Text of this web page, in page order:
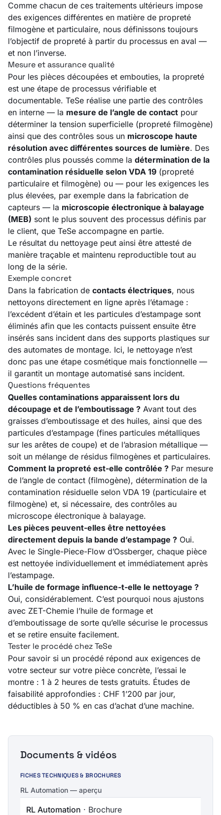
Comme chacun de ces traitements ultérieurs impose
des exigences différentes en matière de propreté
filmogène et particulaire, nous définissons toujours
l’objectif de propreté à partir du processus en aval —
et non l’inverse.
Mesure et assurance qualité
Pour les pièces découpées et embouties, la propreté
est une étape de processus vérifiable et
documentable. TeSe réalise une partie des contrôles
en interne — la mesure de l’angle de contact pour
déterminer la tension superficielle (propreté filmogène)
ainsi que des contrôles sous un microscope haute
résolution avec différentes sources de lumière. Des
contrôles plus poussés comme la détermination de la
contamination résiduelle selon VDA 19 (propreté
particulaire et filmogène) ou — pour les exigences les
plus élevées, par exemple dans la fabrication de
capteurs — la microscopie électronique à balayage
(MEB) sont le plus souvent des processus définis par
le client, que TeSe accompagne en partie.
Le résultat du nettoyage peut ainsi être attesté de
manière traçable et maintenu reproductible tout au
long de la série.
Exemple concret
Dans la fabrication de contacts électriques, nous
nettoyons directement en ligne après l’étamage :
l’excédent d’étain et les particules d’estampage sont
éliminés afin que les contacts puissent ensuite être
insérés sans incident dans des supports plastiques sur
des automates de montage. Ici, le nettoyage n’est
donc pas une étape cosmétique mais fonctionnelle —
il garantit un montage automatisé sans incident.
Questions fréquentes
Quelles contaminations apparaissent lors du
découpage et de l’emboutissage ? Avant tout des
graisses d’emboutissage et des huiles, ainsi que des
particules d’estampage (fines particules métalliques
sur les arêtes de coupe) et de l’abrasion métallique —
soit un mélange de résidus filmogènes et particulaires.
Comment la propreté est-elle contrôlée ? Par mesure
de l’angle de contact (filmogène), détermination de la
contamination résiduelle selon VDA 19 (particulaire et
filmogène) et, si nécessaire, des contrôles au
microscope électronique à balayage.
Les pièces peuvent-elles être nettoyées
directement depuis la bande d’estampage ? Oui.
Avec le Single-Piece-Flow d’Ossberger, chaque pièce
est nettoyée individuellement et immédiatement après
l’estampage.
L’huile de formage influence-t-elle le nettoyage ?
Oui, considérablement. C’est pourquoi nous ajustons
avec ZET-Chemie l’huile de formage et
d’emboutissage de sorte qu’elle sécurise le processus
et se retire ensuite facilement.
Tester le procédé chez TeSe
Pour savoir si un procédé répond aux exigences de
votre secteur sur votre pièce concrète, l’essai le
montre : 1 à 2 heures de tests gratuits. Études de
faisabilité approfondies : CHF 1’200 par jour,
déductibles à 50 % en cas d’achat d’une machine.
Documents & vidéos
FICHES TECHNIQUES & BROCHURES
RL Automation — aperçu
RL Automation · Brochure